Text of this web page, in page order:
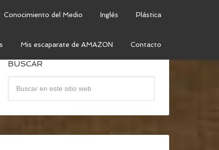
Conocimiento del Medio Inglés Plástica
Mis escaparate de AMAZON Contacto
BUSCAR